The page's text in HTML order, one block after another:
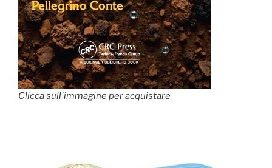
Clicca sull'immagine per acquistare